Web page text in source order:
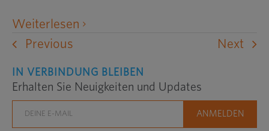
Weiterlesen öffnet
Website
in
neuen
Previous Next
IN VERBINDUNG BLEIBEN
Erhalten Sie Neuigkeiten und Updates